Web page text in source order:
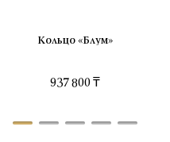
Кольцо «Блум»
937 800 ₸